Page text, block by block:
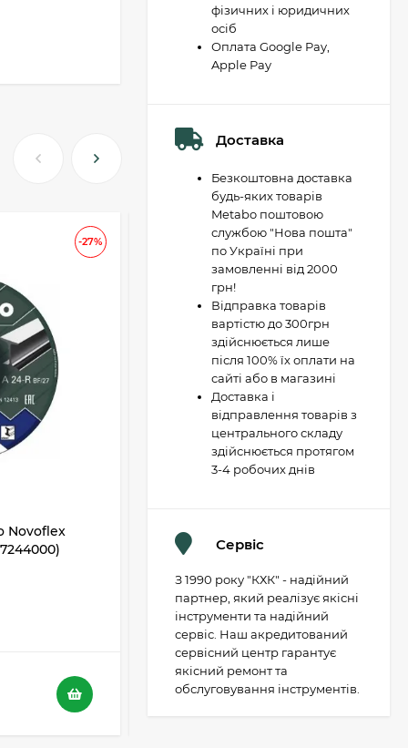
-27%
Novoflex
Відрізний диск Metabo Novoflex
230x3,0х22 SP, сталь (617241000)
В НАЯВНОСТІ
116 грн.
73 грн.
фізичних і юридичних
осіб
Оплата Google Pay,
Apple Pay
Доставка
Безкоштовна доставка
будь-яких товарів
Metabo поштовою
службою "Нова пошта"
по Україні при
замовленні від 2000
грн!
Відправка товарів
вартістю до 300грн
здійснюється лише
після 100% їх оплати на
сайті або в магазині
Доставка і
відправлення товарів з
центрального складу
здійснюється протягом
3-4 робочих днів
Сервіс
З 1990 року "КХК" - надійний
партнер, який реалізує якісні
інструменти та надійний
сервіс. Наш акредитований
сервісний центр гарантує
якісний ремонт та
обслуговування інструментів.